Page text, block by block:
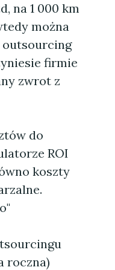
na 1 000 km
można
outsourcing
firmie
zwrot z
do
ROI
koszty
roczna)